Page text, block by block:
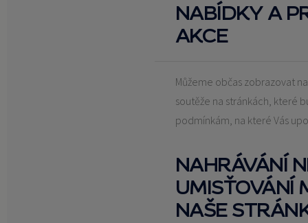
NABÍDKY A
AKCE
Můžeme občas zobrazovat
soutěže na stránkách, které
podmínkám, na které Vás
NAHRÁVÁNÍ
UMISŤOVÁNÍ
NAŠE